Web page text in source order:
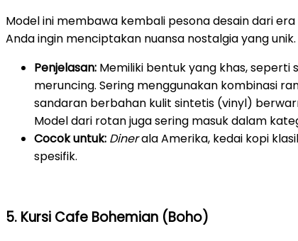
Model ini membawa kembali pesona desain dari
Anda ingin menciptakan nuansa nostalgia yang unik.
Penjelasan: Memiliki bentuk yang khas,
meruncing. Sering menggunakan kombinasi
sandaran berbahan kulit sintetis (vinyl)
Model dari rotan juga sering masuk dalam
Cocok untuk: Dinerala Amerika, kedai kopi
spesifik.
5. Kursi Cafe Bohemian (Boho)